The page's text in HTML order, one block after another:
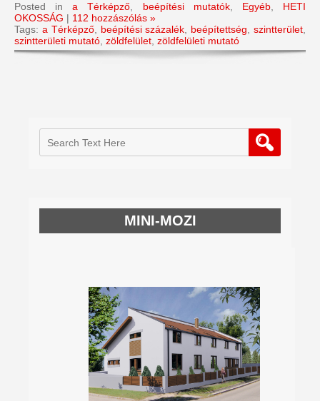
Posted ina Térképző, beépítési mutatók, Egyéb, HETI
OKOSSÁG | 112 hozzászólás »
Tags: a Térképző, beépítési százalék, beépítettség,szintterület,
szintterületi mutató, zöldfelület, zöldfelületi mutató
MINI-MOZI